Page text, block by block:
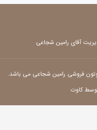
آقای رامین شجاعی
فروشی رامین شجاعی می باشد.
کاوت